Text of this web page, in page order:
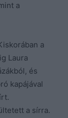
a
a
Laura
és
kapájával
a sírra.